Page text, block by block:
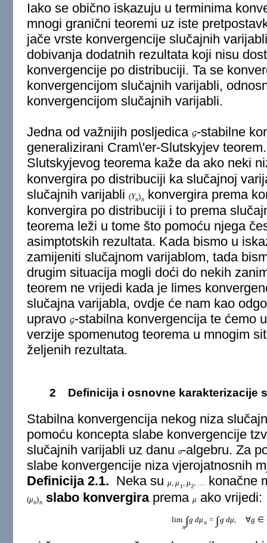
Iako se obično iskazuju u terminima
mnogi granični teoremi uz iste
jače vrste konvergencije slučajnih
dobivanja dodatnih rezultata koji nisu
konvergencije po distribuciji. Ta se
konvergencijom slučajnih varijabli,
konvergencijom slučajnih varijabli.
Jedna od važnijih posljedica G-stabilne
generalizirani Cram\'er-Slutskyjev
Slutskyjevog teorema kaže da ako neki
konvergira po distribuciji ka slučajnoj
slučajnih varijabli (Yn)nkonvergira prema
konvergira po distribuciji i to prema
teorema leži u tome što pomoću njega
asimptotskih rezultata. Kada bismo u
zamijeniti slučajnom varijablom, tada
drugim situacija mogli doći do nekih
teorem ne vrijedi kada je limes
slučajna varijabla, ovdje će nam kao
upravo G-stabilna konvergencija te ćemo
verzije spomenutog teorema u mnogim
željenih rezultata.
2 Definicija i osnovne karakterizacije
Stabilna konvergencija nekog niza
pomoću koncepta slabe konvergencije
slučajnih varijabli uz danu σ-algebru. Za
slabe konvergencije niza vjerojatnosnih
Definicija 2.1. Neka suμ, μ 1, μ2, … konačne
(μn)n slabo konvergiraprema μ ako vrijedi:
lim
n
∫g dμn = ∫g dμ, ∀g ∈